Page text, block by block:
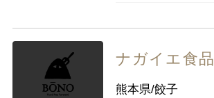
ナガイエ食品
熊本県/餃子